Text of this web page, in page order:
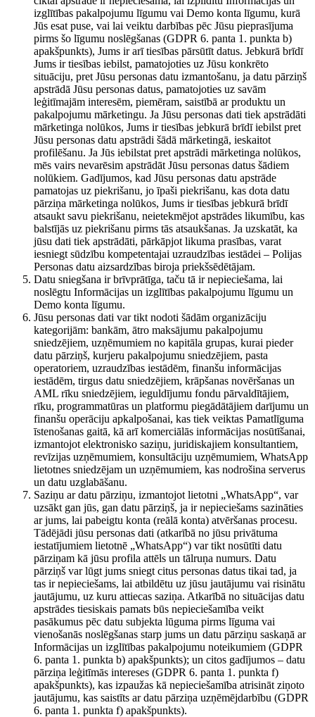
izglītības pakalpojumu līgumu vai Demo konta līgumu, kurā
Jūs esat puse, vai lai veiktu darbības pēc Jūsu pieprasījuma
pirms šo līgumu noslēgšanas (GDPR 6. panta 1. punkta b)
apakšpunkts), Jums ir arī tiesības pārsūtīt datus. Jebkurā brīdī
Jums ir tiesības iebilst, pamatojoties uz Jūsu konkrēto
situāciju, pret Jūsu personas datu izmantošanu, ja datu pārziņš
apstrādā Jūsu personas datus, pamatojoties uz savām
leģitīmajām interesēm, piemēram, saistībā ar produktu un
pakalpojumu mārketingu. Ja Jūsu personas dati tiek apstrādāti
mārketinga nolūkos, Jums ir tiesības jebkurā brīdī iebilst pret
Jūsu personas datu apstrādi šādā mārketingā, ieskaitot
profilēšanu. Ja Jūs iebilstat pret apstrādi mārketinga nolūkos,
mēs vairs nevarēsim apstrādāt Jūsu personas datus šādiem
nolūkiem. Gadījumos, kad Jūsu personas datu apstrāde
pamatojas uz piekrišanu, jo īpaši piekrišanu, kas dota datu
pārziņa mārketinga nolūkos, Jums ir tiesības jebkurā brīdī
atsaukt savu piekrišanu, neietekmējot apstrādes likumību, kas
balstījās uz piekrišanu pirms tās atsaukšanas. Ja uzskatāt, ka
jūsu dati tiek apstrādāti, pārkāpjot likuma prasības, varat
iesniegt sūdzību kompetentajai uzraudzības iestādei – Polijas
Personas datu aizsardzības biroja priekšsēdētājam.
Datu sniegšana ir brīvprātīga, taču tā ir nepieciešama, lai
noslēgtu Informācijas un izglītības pakalpojumu līgumu un
Demo konta līgumu.
Jūsu personas dati var tikt nodoti šādām organizāciju
kategorijām: bankām, ātro maksājumu pakalpojumu
sniedzējiem, uzņēmumiem no kapitāla grupas, kurai pieder
datu pārziņš, kurjeru pakalpojumu sniedzējiem, pasta
operatoriem, uzraudzības iestādēm, finanšu informācijas
iestādēm, tirgus datu sniedzējiem, krāpšanas novēršanas un
AML rīku sniedzējiem, ieguldījumu fondu pārvaldītājiem,
rīku, programmatūras un platformu piegādātājiem darījumu un
finanšu operāciju apkalpošanai, kas tiek veiktas Pamatlīguma
īstenošanas gaitā, kā arī komerciālās informācijas nosūtīšanai,
izmantojot elektronisko saziņu, juridiskajiem konsultantiem,
revīzijas uzņēmumiem, konsultāciju uzņēmumiem, WhatsApp
lietotnes sniedzējam un uzņēmumiem, kas nodrošina serverus
un datu uzglabāšanu.
Saziņu ar datu pārziņu, izmantojot lietotni „WhatsApp“, var
uzsākt gan jūs, gan datu pārziņš, ja ir nepieciešams sazināties
ar jums, lai pabeigtu konta (reālā konta) atvēršanas procesu.
Tādējādi jūsu personas dati (atkarībā no jūsu privātuma
iestatījumiem lietotnē „WhatsApp“) var tikt nosūtīti datu
pārziņam kā jūsu profila attēls un tālruņa numurs. Datu
pārziņš var lūgt jums sniegt citus personas datus tikai tad, ja
tas ir nepieciešams, lai atbildētu uz jūsu jautājumu vai risinātu
jautājumu, uz kuru attiecas saziņa. Atkarībā no situācijas datu
apstrādes tiesiskais pamats būs nepieciešamība veikt
pasākumus pēc datu subjekta lūguma pirms līguma vai
vienošanās noslēgšanas starp jums un datu pārziņu saskaņā ar
Informācijas un izglītības pakalpojumu noteikumiem (GDPR
6. panta 1. punkta b) apakšpunkts); un citos gadījumos – datu
pārziņa leģitīmās intereses (GDPR 6. panta 1. punkta f)
apakšpunkts), kas izpaužas kā nepieciešamība atrisināt ziņoto
jautājumu, kas saistīts ar datu pārziņa uzņēmējdarbību (GDPR
6. panta 1. punkta f) apakšpunkts).